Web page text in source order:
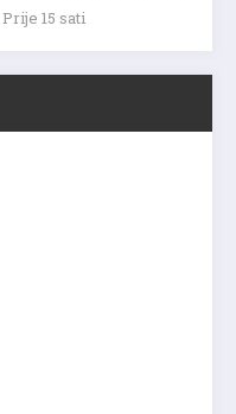
Prije 15 sati